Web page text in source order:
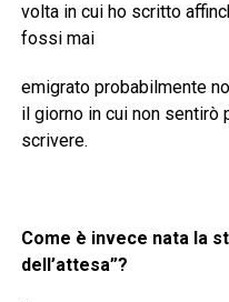
volta in cui ho scritto
fossi mai
emigrato probabilmente
il giorno in cui non sentirò
scrivere.
Come è invece nata la
dell’attesa”?